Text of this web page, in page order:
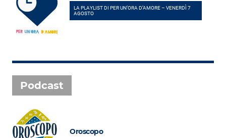
LA PLAYLIST DI PER UN’ORA D’AMORE – VENERDÌ 7
AGOSTO
Podcast
Oroscopo